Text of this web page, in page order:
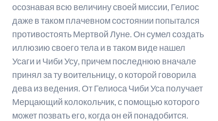
осознавая всю величину своей миссии, Гелиос
даже в таком плачевном состоянии попытался
противостоять Мертвой Луне. Он сумел создать
иллюзию своего тела и в таком виде нашел
Усаги и Чиби Усу, причем последнюю вначале
принял за ту воительницу, о которой говорила
дева из ведения. От Гелиоса Чиби Уса получает
Мерцающий колокольчик, с помощью которого
может позвать его, когда он ей понадобится.